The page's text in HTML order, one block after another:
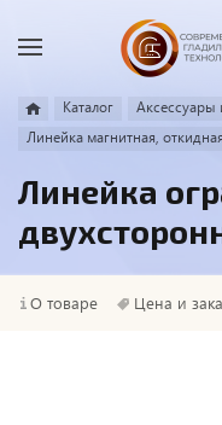
Каталог
Аксессуары
Линейка магнитная, откидная
Линейка
О товаре Цена и